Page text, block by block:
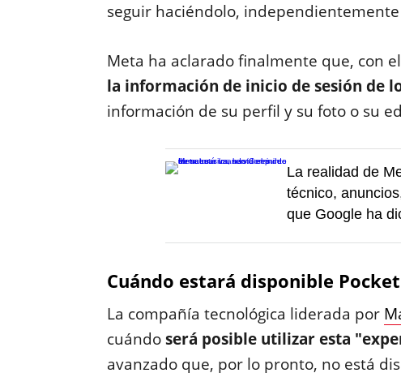
seguir haciéndolo,
Meta ha aclarado finalmente que, con
la información de inicio de sesión de
información de su perfil y su foto o su
La realidad de
técnico,
que Google ha
Cuándo estará disponible
La compañía tecnológica liderada por
cuándoserá posible utilizar esta
avanzado que, por lo pronto, no está